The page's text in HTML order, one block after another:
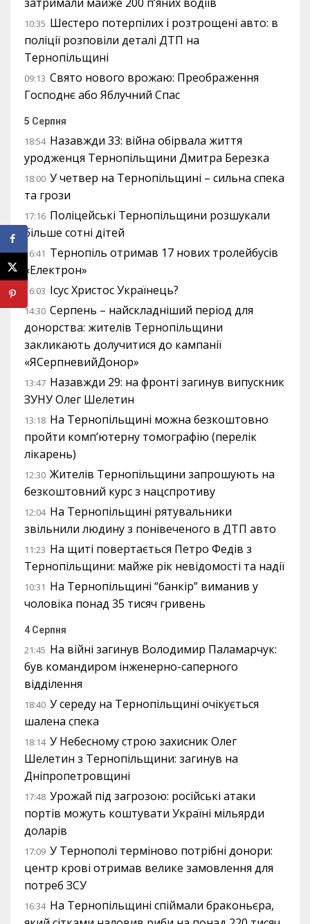
10:35 Шестеро потерпілих і розтрощені авто: в
поліції розповіли деталі ДТП на
Тернопільщині
09:13 Свято нового врожаю: Преображення
Господнє або Яблучний Спас
5 Серпня
18:54 Назавжди 33: війна обірвала життя
уродженця Тернопільщини Дмитра Березка
18:00 У четвер на Тернопільщині – сильна спека
та грози
17:16 Поліцейські Тернопільщини розшукали
більше сотні дітей
16:41 Тернопіль отримав 17 нових тролейбусів
«Електрон»
16:03 Ісус Христос Українець?
14:30 Серпень – найскладніший період для
донорства: жителів Тернопільщини
закликають долучитися до кампанії
«ЯСерпневийДонор»
13:47 Назавжди 29: на фронті загинув випускник
ЗУНУ Олег Шелетин
13:18 На Тернопільщині можна безкоштовно
пройти комп’ютерну томографію (перелік
лікарень)
12:30 Жителів Тернопільщини запрошують на
безкоштовний курс з нацспротиву
12:04 На Тернопільщині рятувальники
звільнили людину з понівеченого в ДТП авто
11:23 На щиті повертається Петро Федів з
Тернопільщини: майже рік невідомості та надії
10:31 На Тернопільщині “банкір” виманив у
чоловіка понад 35 тисяч гривень
4 Серпня
21:45 На війні загинув Володимир Паламарчук:
був командиром інженерно-саперного
відділення
18:40 У середу на Тернопільщині очікується
шалена спека
18:14 У Небесному строю захисник Олег
Шелетин з Тернопільщини: загинув на
Дніпропетровщині
17:48 Урожай під загрозою: російські атаки
портів можуть коштувати Україні мільярди
доларів
17:09 У Тернополі терміново потрібні донори:
центр крові отримав велике замовлення для
потреб ЗСУ
16:34 На Тернопільщині спіймали браконьєра,